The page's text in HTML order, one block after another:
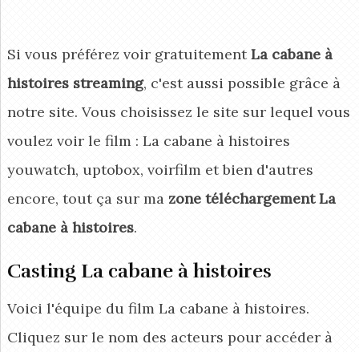
Si vous préférez voir gratuitementLa cabane à
histoires streaming, c'est aussi possible grâce à
notre site. Vous choisissez le site sur lequel vous
voulez voir le film : La cabane à histoires
youwatch, uptobox, voirfilm et bien d'autres
encore, tout ça sur ma zone téléchargement La
cabane à histoires.
Casting La cabane à histoires
Voici l'équipe du film La cabane à histoires.
Cliquez sur le nom des acteurs pour accéder à